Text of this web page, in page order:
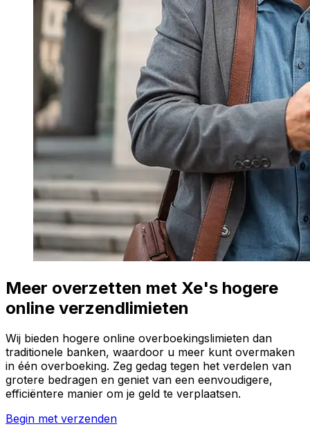
Meer overzetten met Xe's hogere
online verzendlimieten
Wij bieden hogere online overboekingslimieten dan
traditionele banken, waardoor u meer kunt overmaken
in één overboeking. Zeg gedag tegen het verdelen van
grotere bedragen en geniet van een eenvoudigere,
efficiëntere manier om je geld te verplaatsen.
Begin met verzenden